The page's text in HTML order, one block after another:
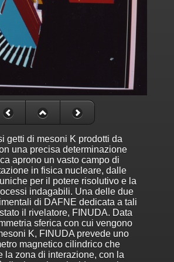
getti di mesoni K prodotti da
una precisa determinazione
aprono un vasto campo di
in fisica nucleare, dalle
per il potere risolutivo e la
indagabili. Una delle due
di DAFNE dedicata a tali
il rivelatore, FINUDA. Data
sferica con cui vengono
K, FINUDA prevede uno
magnetico cilindrico che
la zona di interazione, con la